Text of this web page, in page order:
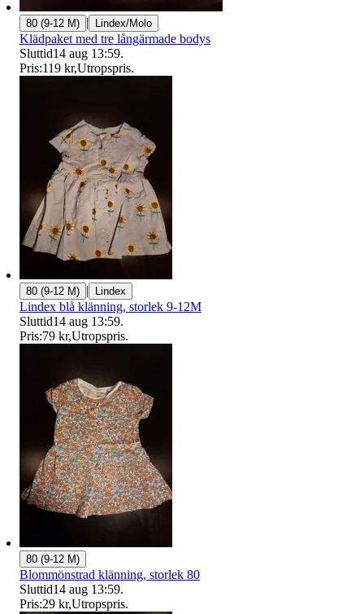
80 (9-12 M) | Lindex/Molo
Klädpaket med tre långärmade bodys
Sluttid14 aug 13:59.
Pris:119 kr,Utropspris.
80 (9-12 M) | Lindex
Lindex blå klänning, storlek 9-12M
Sluttid14 aug 13:59.
Pris:79 kr,Utropspris.
80 (9-12 M)
Blommönstrad klänning, storlek 80
Sluttid14 aug 13:59.
Pris:29 kr,Utropspris.